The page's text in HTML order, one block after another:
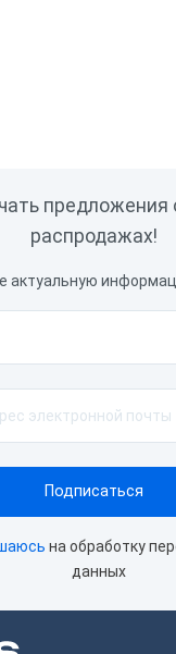
предложения
распродажах!
актуальную
на обработку
данных